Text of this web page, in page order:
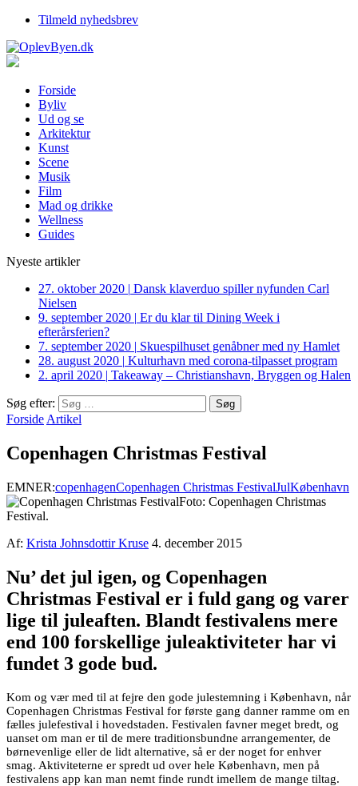
Tilmeld nyhedsbrev
Forside
Byliv
Ud og se
Arkitektur
Kunst
Scene
Musik
Film
Mad og drikke
Wellness
Guides
Nyeste artikler
27. oktober 2020 | Dansk klaverduo spiller nyfunden Carl
Nielsen
9. september 2020 | Er du klar til Dining Week i
efterårsferien?
7. september 2020 | Skuespilhuset genåbner med ny Hamlet
28. august 2020 | Kulturhavn med corona-tilpasset program
2. april 2020 | Takeaway – Christianshavn, Bryggen og Halen
Søg efter:
Forside Artikel
Copenhagen Christmas Festival
EMNER:copenhagenCopenhagen Christmas FestivalJulKøbenhavn
Foto: Copenhagen Christmas
Festival.
Af: Krista Johnsdottir Kruse 4. december 2015
Nu’ det jul igen, og Copenhagen
Christmas Festival er i fuld gang og varer
lige til juleaften. Blandt festivalens mere
end 100 forskellige juleaktiviteter har vi
fundet 3 gode bud.
Kom og vær med til at fejre den gode julestemning i København, når
Copenhagen Christmas Festival for første gang danner ramme om en
fælles julefestival i hovedstaden. Festivalen favner meget bredt, og
uanset om man er til de mere traditionsbundne arrangementer, de
børnevenlige eller de lidt alternative, så er der noget for enhver
smag. Aktiviteterne er spredt ud over hele København, men på
festivalens app kan man nemt finde rundt imellem de mange tiltag.